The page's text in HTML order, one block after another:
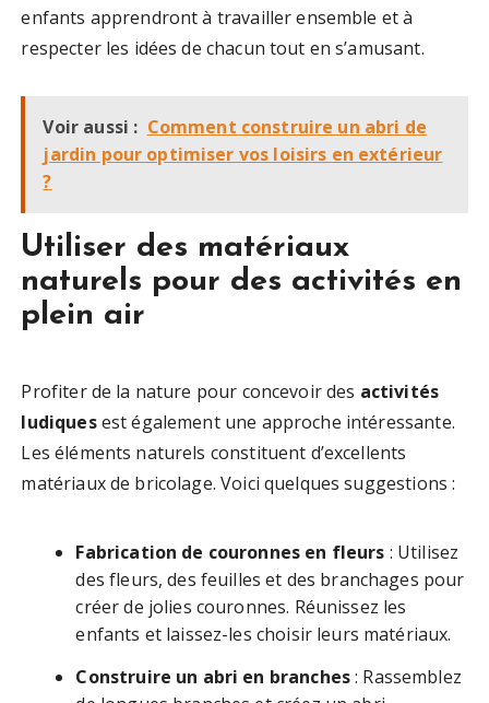
enfants apprendront à travailler ensemble et à
respecter les idées de chacun tout en s’amusant.
Voir aussi : Comment construire un abri de
jardin pour optimiser vos loisirs en extérieur
?
Utiliser des matériaux
naturels pour des activités en
plein air
Profiter de la nature pour concevoir des activités
ludiquesest également une approche intéressante.
Les éléments naturels constituent d’excellents
matériaux de bricolage. Voici quelques suggestions :
Fabrication de couronnes en fleurs : Utilisez
des fleurs, des feuilles et des branchages pour
créer de jolies couronnes. Réunissez les
enfants et laissez-les choisir leurs matériaux.
Construire un abri en branches: Rassemblez